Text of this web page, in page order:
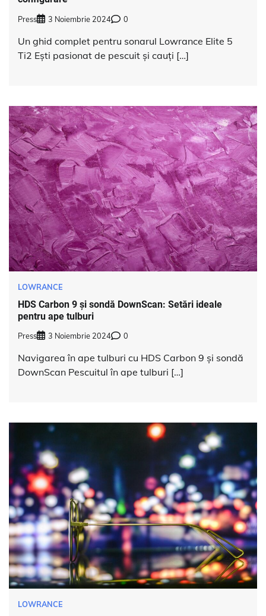
Press 3 Noiembrie 2024 0
Un ghid complet pentru sonarul Lowrance Elite 5
Ti2 Ești pasionat de pescuit și cauți […]
LOWRANCE
HDS Carbon 9 și sondă DownScan: Setări ideale
pentru ape tulburi
Press 3 Noiembrie 2024 0
Navigarea în ape tulburi cu HDS Carbon 9 și sondă
DownScan Pescuitul în ape tulburi […]
LOWRANCE